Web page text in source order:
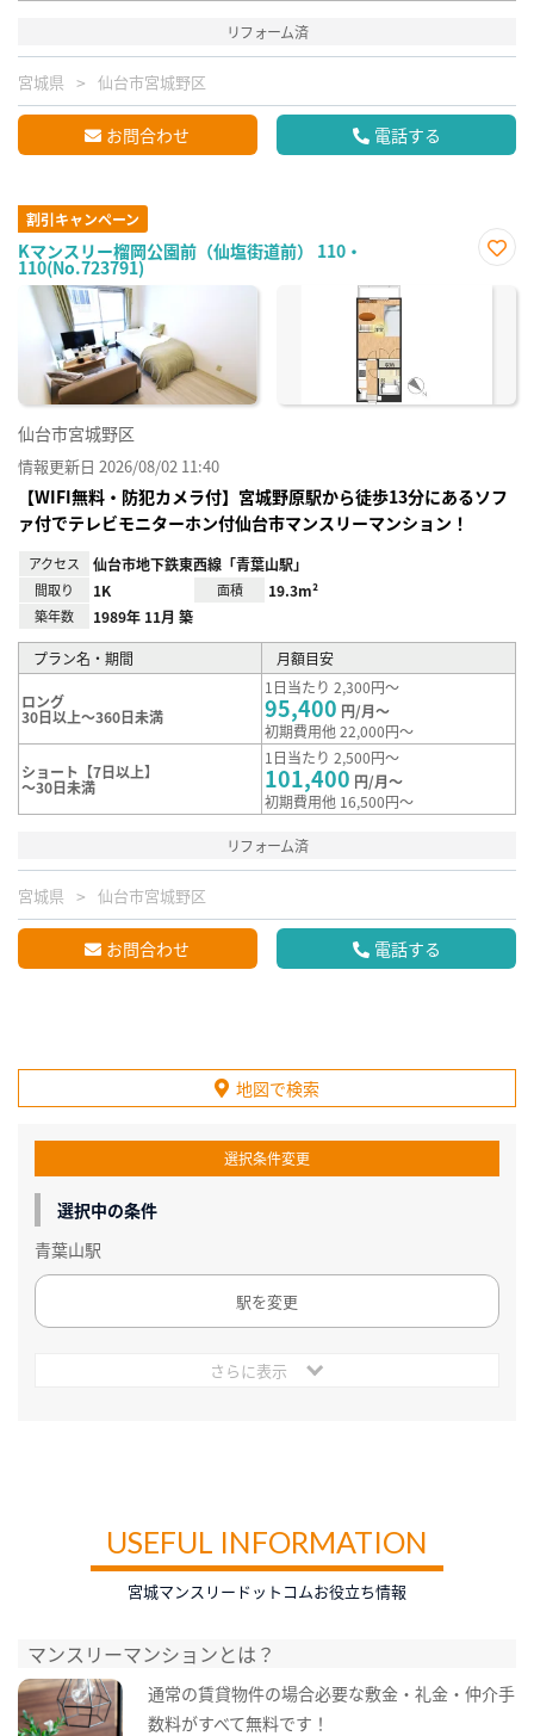
リフォーム済
宮城県 仙台市宮城野区
お問合わせ 電話する
割引キャンペーン
Kマンスリー榴岡公園前（仙塩街道前） 110・
110(No.723791)
に入
仙台市宮城野区
情報更新日 2026/08/02 11:40
【WIFI無料・防犯カメラ付】宮城野原駅から徒歩13分にあるソフ
ァ付でテレビモニターホン付仙台市マンスリーマンション！
アクセス 仙台市地下鉄東西線「青葉山駅」
間取り 1K 面積 19.3m²
築年数 1989年 11月 築
プラン名・期間 月額目安
ロング
30日以上～360日未満
1日当たり 2,300円～
95,400 円/月～
初期費用他 22,000円～
ショート【7日以上】
～30日未満
1日当たり 2,500円～
101,400 円/月～
初期費用他 16,500円～
リフォーム済
宮城県 仙台市宮城野区
お問合わせ 電話する
地図で検索
選択条件変更
選択中の条件
青葉山駅
駅を変更
さらに表示
USEFUL INFORMATION
宮城マンスリードットコムお役立ち情報
マンスリーマンションとは？
通常の賃貸物件の場合必要な敷金・礼金・仲介手
数料がすべて無料です！